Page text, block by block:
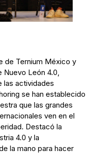
de Ternium México y
Nuevo León 4.0,
las actividades
se han establecido
que las grandes
ven en el
Destacó la
4.0 y la
la mano para hacer